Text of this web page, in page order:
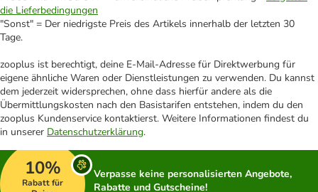
die Lieferbedingungen
"Sonst" = Der niedrigste Preis des Artikels innerhalb der letzten 30
Tage.
zooplus ist berechtigt, deine E-Mail-Adresse für Direktwerbung für
eigene ähnliche Waren oder Dienstleistungen zu verwenden. Du kannst
dem jederzeit widersprechen, ohne dass hierfür andere als die
Übermittlungskosten nach den Basistarifen entstehen, indem du den
zooplus Kundenservice kontaktierst. Weitere Informationen findest du
in unserer Datenschutzerklärung.
10%
Rabatt für
Verpasse keine personalisierten Angebote,
Rabatte und Gutscheine!